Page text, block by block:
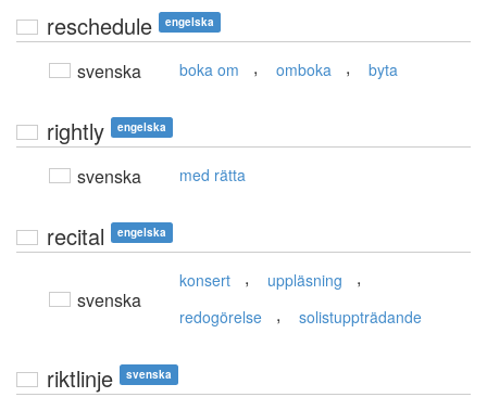
reschedule engelska
svenska boka om , omboka , byta
rightly engelska
svenska med rätta
recital engelska
svenska
konsert , uppläsning ,
redogörelse , solistuppträdande
riktlinje svenska